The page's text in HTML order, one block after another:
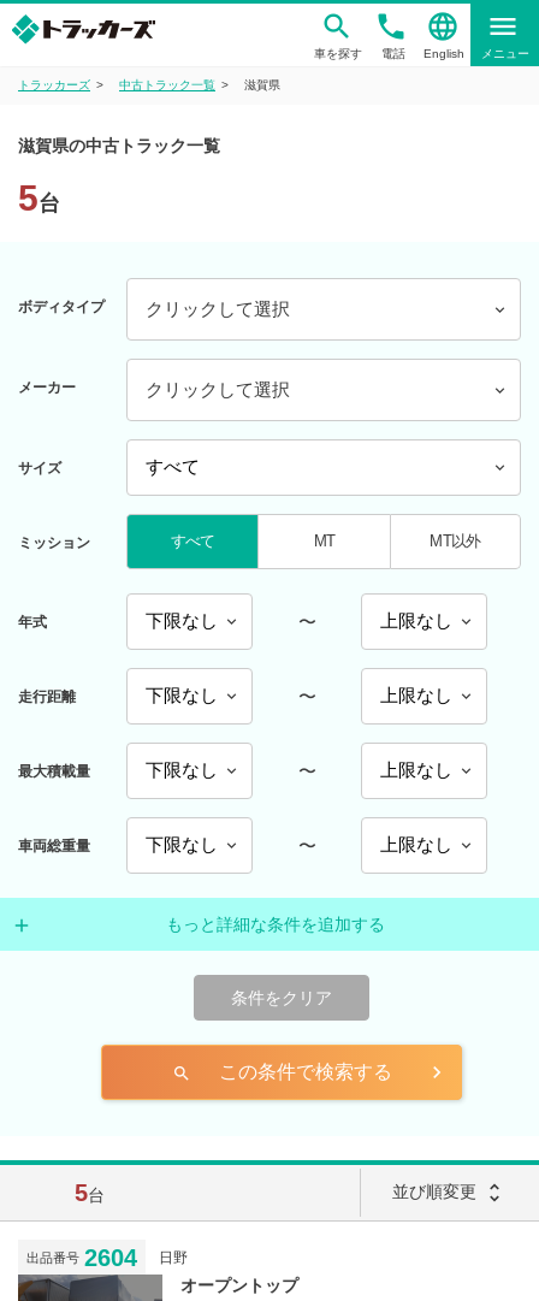
車を探す
phone
電話
language
English
menu
メニュー
トラッカーズ 中古トラック一覧 滋賀県
滋賀県の中古トラック一覧
5台
ボディタイプ クリックして選択
メーカー クリックして選択
サイズ
ミッション すべて MT MT以外
年式 〜
走行距離 〜
最大積載量 〜
車両総重量 〜
もっと詳細な条件を追加する
条件をクリア
search この条件で検索する
5台 並び順変更 unfold_more
出品番号 2604 日野
オープントップ